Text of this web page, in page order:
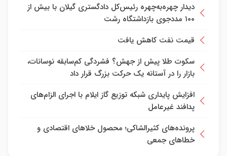
دیدار چهره‌به‌چهره رئیس‌کل دادگستری گیلان با بیش از
۱۰۰ مددجوی بازداشتگاه رشت
قیمت نفت کاهش یافت
سکوت طلا پیش از جهش؟ فشردگی کم‌سابقه نوسانات،
بازار را در آستانه یک حرکت بزرگ قرار داد
افزایش پایداری شبکه توزیع گاز ایلام با اجرای الزام‌های
پدافند غیرعامل
پرونده‌های کثیرالشاکی؛ محصول خلا‌های اقتصادی و
خطا‌های جمعی